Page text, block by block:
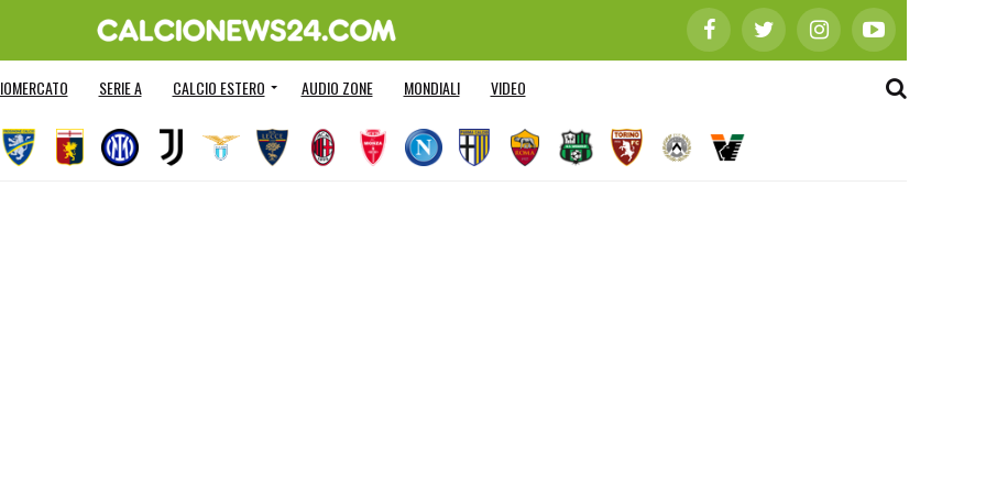
SERIE A CALCIO ESTERO AUDIO ZONE MONDIALI VIDEO